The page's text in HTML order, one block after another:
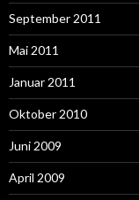
September 2011
Mai 2011
Januar 2011
Oktober 2010
Juni 2009
April 2009